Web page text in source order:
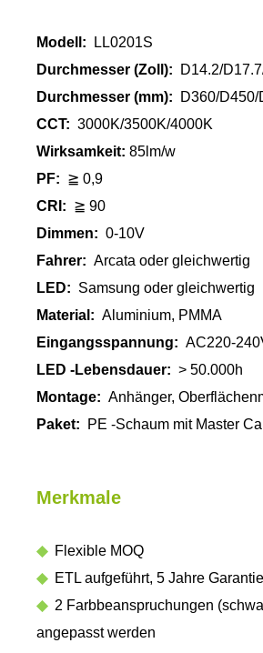
Modell:
LL0201S
Durchmesser (Zoll):
D14.2/
Durchmesser (mm):
D360/
CCT: 3000K/3500K/4000K
Wirksamkeit: 85lm/w
PF: ≧ 0,9
CRI: ≧ 90
Dimmen: 0-10V
Fahrer: Arcata oder gleichwertig
LED: Samsung oder gleichwertig
Material: Aluminium, PMMA
Eingangsspannung: AC220-
LED -Lebensdauer: > 50.000h
Montage: Anhänger,
Paket:
PE -Schaum mit Master
Merkmale
◆ Flexible MOQ
◆ ETL aufgeführt, 5 Jahre Garantie
◆ 2 Farbbeanspruchungen
angepasst werden